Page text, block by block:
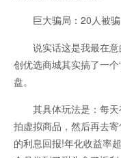
巨大骗局：20人被骗
说实话这是我最在意
创优选商城其实搞了一
盘。
其具体玩法是：每天
拍虚拟商品，然后再去
的利息回报!年化收益率